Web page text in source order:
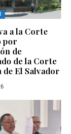
a la Corte
por
de
de la Corte
de El Salvador